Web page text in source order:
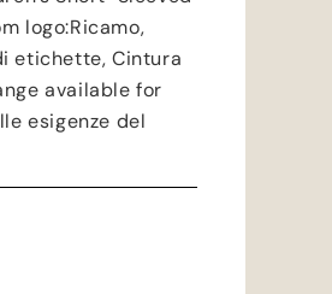
logo:Ricamo,
etichette, Cintura
available for
esigenze del